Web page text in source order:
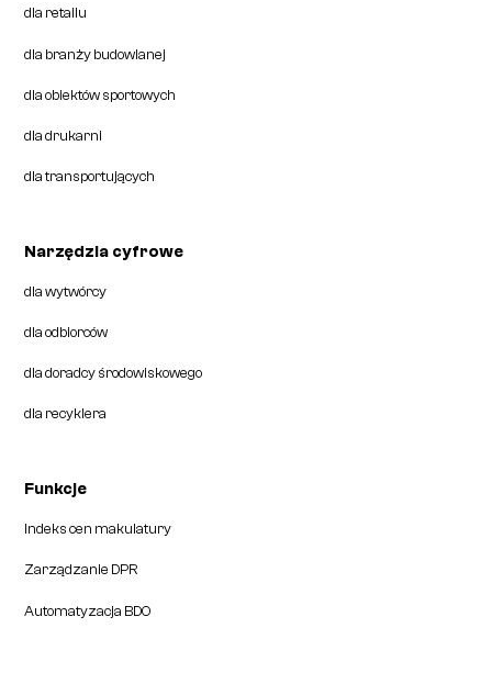
dla retailu
dla branży budowlanej
dla obiektów sportowych
dla drukarni
dla transportujących
Narzędzia cyfrowe
dla wytwórcy
dla odbiorców
dla doradcy środowiskowego
dla recyklera
Funkcje
Indeks cen makulatury
Zarządzanie DPR
Automatyzacja BDO